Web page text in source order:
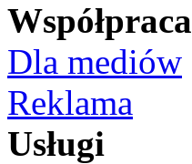
Współpraca
Dla mediów
Reklama
Usługi